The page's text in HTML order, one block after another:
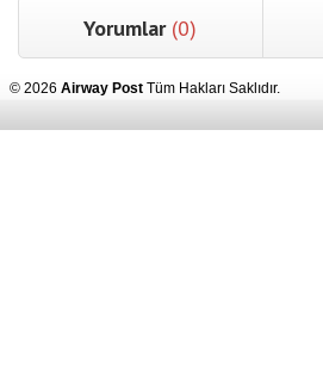
Yorumlar (0)
© 2026 Airway Post Tüm Hakları Saklıdır.